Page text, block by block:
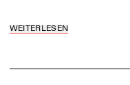
WEITERLESEN